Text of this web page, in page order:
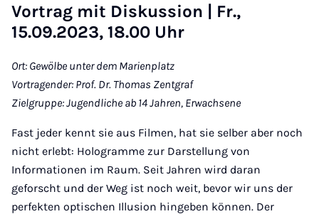
Vortrag mit Diskussion | Fr.,
15.09.2023, 18.00 Uhr
Ort: Gewölbe unter dem Marienplatz
Vortragender: Prof. Dr. Thomas Zentgraf
Zielgruppe: Jugendliche ab 14 Jahren, Erwachsene
Fast jeder kennt sie aus Filmen, hat sie selber aber noch
nicht erlebt: Hologramme zur Darstellung von
Informationen im Raum. Seit Jahren wird daran
geforscht und der Weg ist noch weit, bevor wir uns der
perfekten optischen Illusion hingeben können. Der